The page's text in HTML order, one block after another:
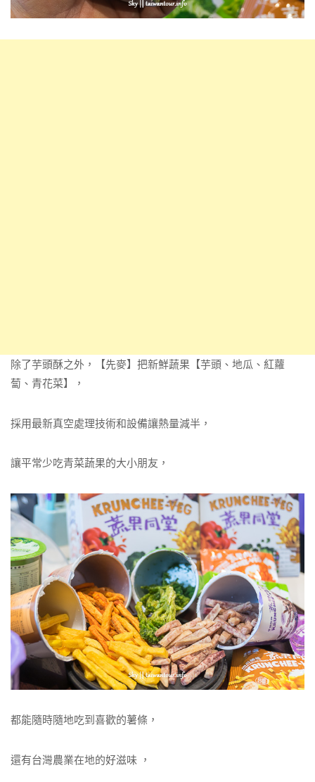
除了芋頭酥之外，【先麥】把新鮮蔬果【芋頭、地瓜、紅蘿
蔔、青花菜】，
採用最新真空處理技術和設備讓熱量減半，
讓平常少吃青菜蔬果的大小朋友，
都能隨時隨地吃到喜歡的薯條，
還有台灣農業在地的好滋味 ，